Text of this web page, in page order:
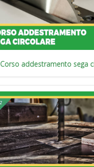
Corso addestramento sega